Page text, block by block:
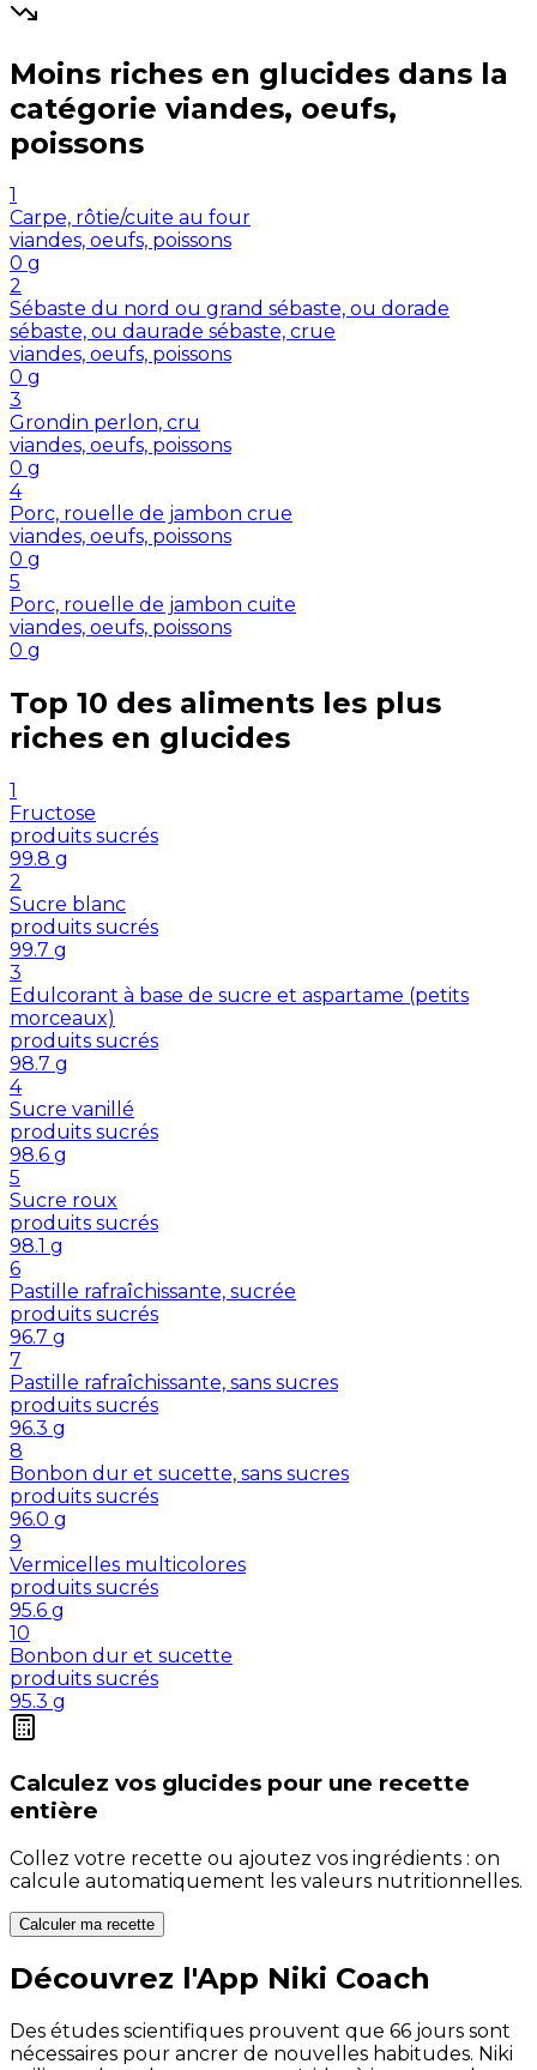
Moins riches en glucides dans la
catégorie viandes, oeufs,
poissons
1
Carpe, rôtie/cuite au four
viandes, oeufs, poissons
0 g
2
Sébaste du nord ou grand sébaste, ou dorade
sébaste, ou daurade sébaste, crue
viandes, oeufs, poissons
0 g
3
Grondin perlon, cru
viandes, oeufs, poissons
0 g
4
Porc, rouelle de jambon crue
viandes, oeufs, poissons
0 g
5
Porc, rouelle de jambon cuite
viandes, oeufs, poissons
0 g
Top 10 des aliments les plus
riches en glucides
1
Fructose
produits sucrés
99.8 g
2
Sucre blanc
produits sucrés
99.7 g
3
Edulcorant à base de sucre et aspartame (petits
morceaux)
produits sucrés
98.7 g
4
Sucre vanillé
produits sucrés
98.6 g
5
Sucre roux
produits sucrés
98.1 g
6
Pastille rafraîchissante, sucrée
produits sucrés
96.7 g
7
Pastille rafraîchissante, sans sucres
produits sucrés
96.3 g
8
Bonbon dur et sucette, sans sucres
produits sucrés
96.0 g
9
Vermicelles multicolores
produits sucrés
95.6 g
10
Bonbon dur et sucette
produits sucrés
95.3 g
Calculez vos glucides pour une recette
entière
Collez votre recette ou ajoutez vos ingrédients : on
calcule automatiquement les valeurs nutritionnelles.
Calculer ma recette
Découvrez l'App Niki Coach
Des études scientifiques prouvent que 66 jours sont
nécessaires pour ancrer de nouvelles habitudes. Niki